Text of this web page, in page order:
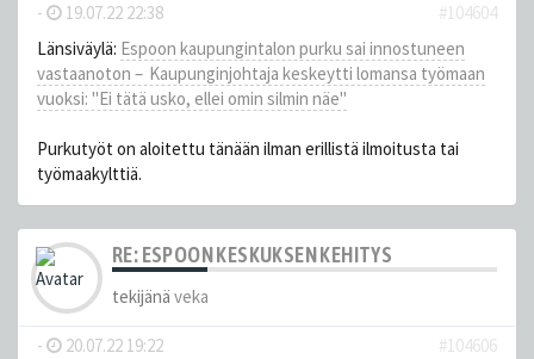
- 19.07.22 22:38
#104604
Länsiväylä: Espoon kaupungintalon purku sai innostuneen
vastaanoton – Kaupunginjohtaja keskeytti lomansa työmaan
vuoksi: "Ei tätä usko, ellei omin silmin näe"
Purkutyöt on aloitettu tänään ilman erillistä ilmoitusta tai
työmaakylttiä.
RE: ESPOON KESKUKSEN KEHITYS
tekijänä veka
- 20.07.22 19:22
#104606